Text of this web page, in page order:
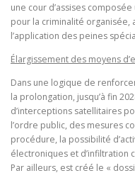
une cour d’assises
pour la criminalité organisée,
l’application des peines
Élargissement des moyens
Dans une logique de
la prolongation, jusqu’à fin
d’interceptions satellitaires
l’ordre public, des mesures
procédure, la possibilité
électroniques et d’infiltration
Par ailleurs, est créé le «